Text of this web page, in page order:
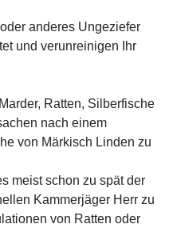
oder anderes Ungeziefer
und verunreinigen Ihr
Ratten, Silberfische
nach einem
von Märkisch Linden zu
meist schon zu spät der
Kammerjäger Herr zu
von Ratten oder